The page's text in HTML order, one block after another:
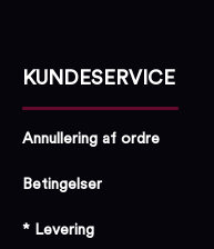
KUNDESERVICE
Annullering af ordre
Betingelser
* Levering